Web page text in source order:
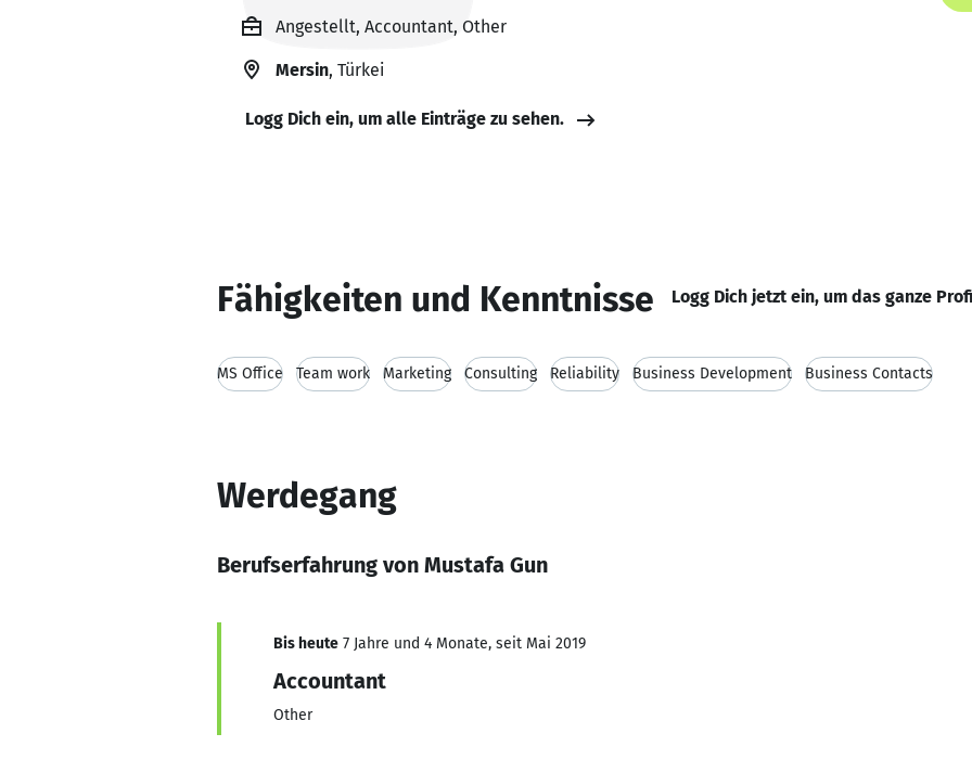
Angestellt, Accountant, Other
Mersin, Türkei
Logg Dich ein, um alle Einträge zu sehen.
Fähigkeiten und Kenntnisse Logg Dich jetzt ein, um das ganze
MS Office Team work Marketing Consulting Reliability Business Development Business Contacts
Werdegang
Berufserfahrung von Mustafa Gun
Bis heute 7 Jahre und 4 Monate, seit Mai 2019
Accountant
Other